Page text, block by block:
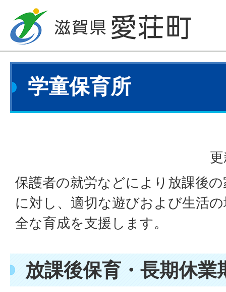
学童保育所
保護者の就労などにより放課後
に対し、適切な遊びおよび生活
全な育成を支援します。
放課後保育・長期休業